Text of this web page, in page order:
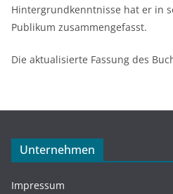
Hintergrundkenntnisse hat er in
Publikum zusammengefasst.
Die aktualisierte Fassung des
Unternehmen
Impressum